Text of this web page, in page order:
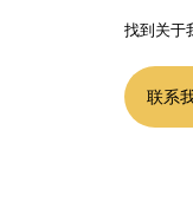
找到关于
联系